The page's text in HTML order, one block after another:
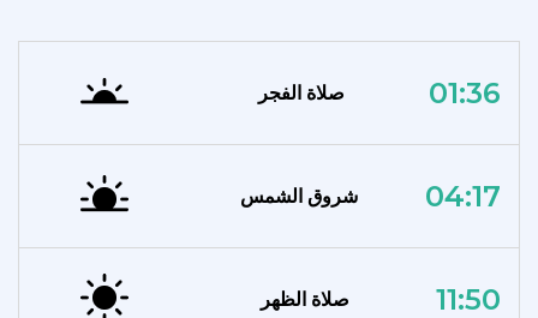
صلاة الفجر 01:36
شروق الشمس 04:17
صلاة الظهر 11:50